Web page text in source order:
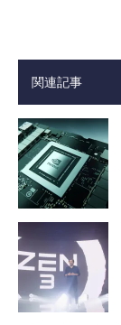
関連記事